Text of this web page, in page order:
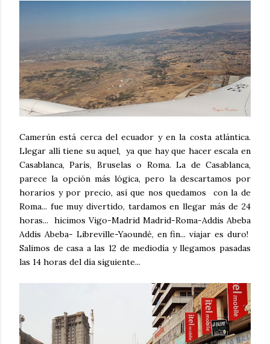
Camerún está cerca del ecuador y en la costa atlántica.
Llegar allí tiene su aquel, ya que hay que hacer escala en
Casablanca, París, Bruselas o Roma. La de Casablanca,
parece la opción más lógica, pero la descartamos por
horarios y por precio, así que nos quedamos con la de
Roma... fue muy divertido, tardamos en llegar más de 24
horas... hicimos Vigo-Madrid Madrid-Roma-Addis Abeba
Addis Abeba- Libreville-Yaoundé, en fin... viajar es duro!
Salimos de casa a las 12 de mediodía y llegamos pasadas
las 14 horas del día siguiente...